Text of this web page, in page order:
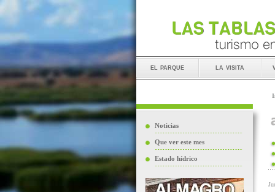
el parque la visita
Noticias
Que ver este mes
Estado hídrico